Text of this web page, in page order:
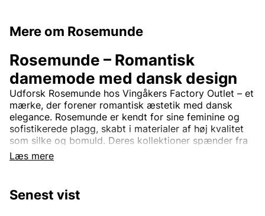
Mere om Rosemunde
Læs mere
Rosemunde – Romantisk
damemode med dansk design
Udforsk Rosemunde hos Vingåkers Factory Outlet – et
mærke, der forener romantisk æstetik med dansk
elegance. Rosemunde er kendt for sine feminine og
sofistikerede plagg, skabt i materialer af høj kvalitet
som silke og bomuld. Deres kollektioner spænder fra
smukke toppe med blonde detaljer og bløde
cardigans til tidløse kjoler og stilrene basisplagg.
kvinder, der søger en balance mellem komfort og stil.
Senest vist